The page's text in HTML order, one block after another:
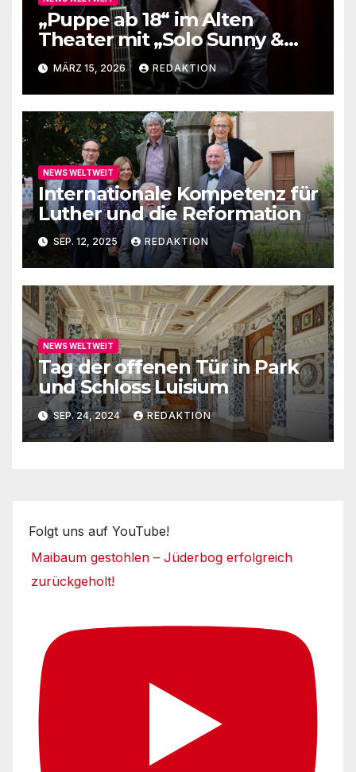
„Puppe ab 18“ im Alten
Theater mit „Solo Sunny &
me“
MÄRZ 15, 2026 REDAKTION
NEWS WELTWEIT
Internationale Kompetenz für
Luther und die Reformation
SEP. 12, 2025 REDAKTION
NEWS WELTWEIT
Tag der offenen Tür in Park
und Schloss Luisium
SEP. 24, 2024 REDAKTION
Folgt uns auf YouTube!
Maibaum gestohlen – Jüderbog erfolgreich
zurückgeholt!